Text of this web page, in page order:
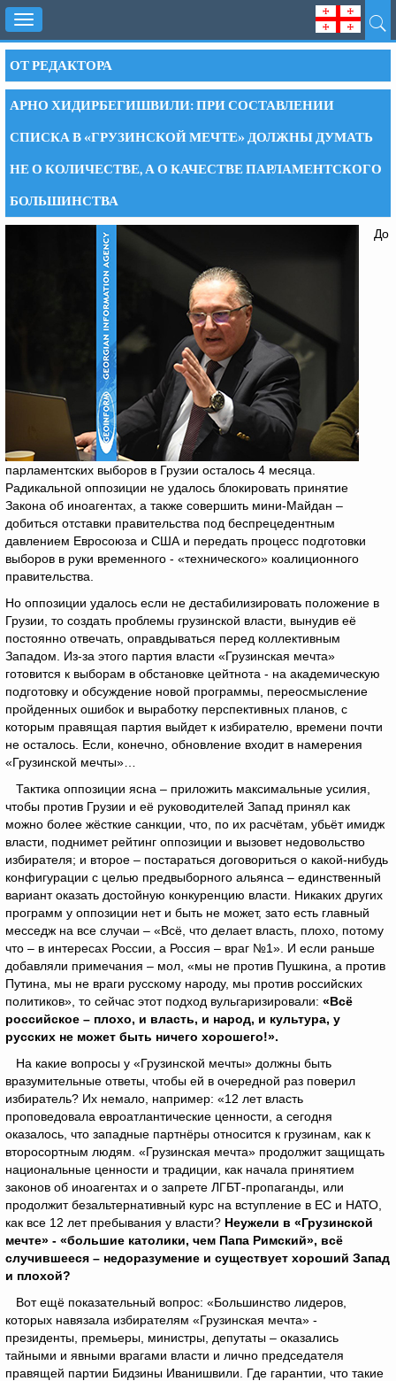
Toggle
navigation
ОТ РЕДАКТОРА
АРНО ХИДИРБЕГИШВИЛИ: ПРИ СОСТАВЛЕНИИ
СПИСКА В «ГРУЗИНСКОЙ МЕЧТЕ» ДОЛЖНЫ ДУМАТЬ
НЕ О КОЛИЧЕСТВЕ, А О КАЧЕСТВЕ ПАРЛАМЕНТСКОГО
БОЛЬШИНСТВА
До
парламентских выборов в Грузии осталось 4 месяца.
Радикальной оппозиции не удалось блокировать принятие
Закона об иноагентах, а также совершить мини-Майдан –
добиться отставки правительства под беспрецедентным
давлением Евросоюза и США и передать процесс подготовки
выборов в руки временного - «технического» коалиционного
правительства.
Но оппозиции удалось если не дестабилизировать положение в
Грузии, то создать проблемы грузинской власти, вынудив её
постоянно отвечать, оправдываться перед коллективным
Западом. Из-за этого партия власти «Грузинская мечта»
готовится к выборам в обстановке цейтнота - на академическую
подготовку и обсуждение новой программы, переосмысление
пройденных ошибок и выработку перспективных планов, с
которым правящая партия выйдет к избирателю, времени почти
не осталось. Если, конечно, обновление входит в намерения
«Грузинской мечты»…
Тактика оппозиции ясна – приложить максимальные усилия,
чтобы против Грузии и её руководителей Запад принял как
можно более жёсткие санкции, что, по их расчётам, убьёт имидж
власти, поднимет рейтинг оппозиции и вызовет недовольство
избирателя; и второе – постараться договориться о какой-нибудь
конфигурации с целью предвыборного альянса – единственный
вариант оказать достойную конкуренцию власти. Никаких других
программ у оппозиции нет и быть не может, зато есть главный
месседж на все случаи – «Всё, что делает власть, плохо, потому
что – в интересах России, а Россия – враг №1». И если раньше
добавляли примечания – мол, «мы не против Пушкина, а против
Путина, мы не враги русскому народу, мы против российских
политиков», то сейчас этот подход вульгаризировали: «Всё
российское – плохо, и власть, и народ, и культура, у
русских не может быть ничего хорошего!».
На какие вопросы у «Грузинской мечты» должны быть
вразумительные ответы, чтобы ей в очередной раз поверил
избиратель? Их немало, например: «12 лет власть
проповедовала евроатлантические ценности, а сегодня
оказалось, что западные партнёры относится к грузинам, как к
второсортным людям. «Грузинская мечта» продолжит защищать
национальные ценности и традиции, как начала принятием
законов об иноагентах и о запрете ЛГБТ-пропаганды, или
продолжит безальтернативный курс на вступление в ЕС и НАТО,
как все 12 лет пребывания у власти? Неужели в «Грузинской
мечте» - «большие католики, чем Папа Римский», всё
случившееся – недоразумение и существует хороший Запад
и плохой?
Вот ещё показательный вопрос: «Большинство лидеров,
которых навязала избирателям «Грузинская мечта» -
президенты, премьеры, министры, депутаты – оказались
тайными и явными врагами власти и лично председателя
правящей партии Бидзины Иванишвили. Где гарантии, что такие